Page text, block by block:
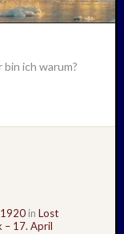
bin ich warum?
in Lost
– 17. April